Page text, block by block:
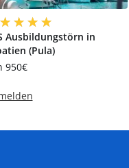
Ausbildungstörn in
(Pula)
950€